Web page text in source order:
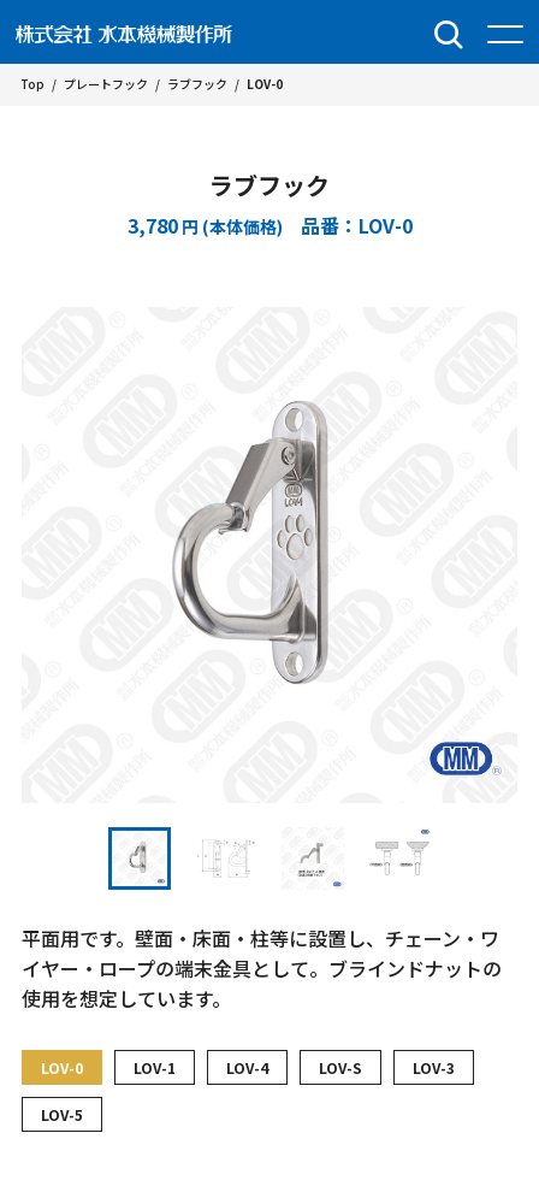
Top / プレートフック / ラブフック / LOV-0
ラブフック
3,780 円 (本体価格) 品番：LOV-0
平面用です。壁面・床面・柱等に設置し、チェーン・ワ
イヤー・ロープの端末金具として。ブラインドナットの
使用を想定しています。
LOV-0 LOV-1 LOV-4 LOV-S LOV-3
LOV-5